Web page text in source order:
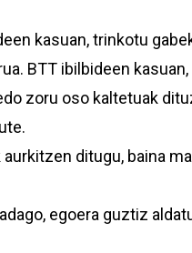
kasuan, trinkotu
BTT ibilbideen
zoru oso kaltetuak
ditugu, baina
egoera guztiz